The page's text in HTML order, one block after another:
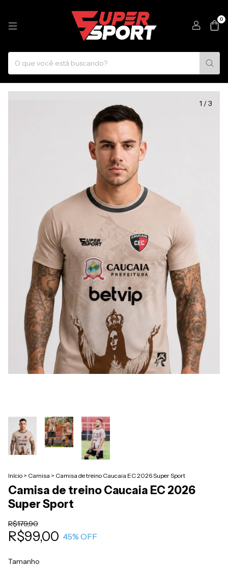
0
1 /3
Início > Camisa > Camisa de treino Caucaia EC 2026 Super Sport
Camisa de treino Caucaia EC 2026
Super Sport
R$179,90
R$99,00 45% OFF
Tamanho